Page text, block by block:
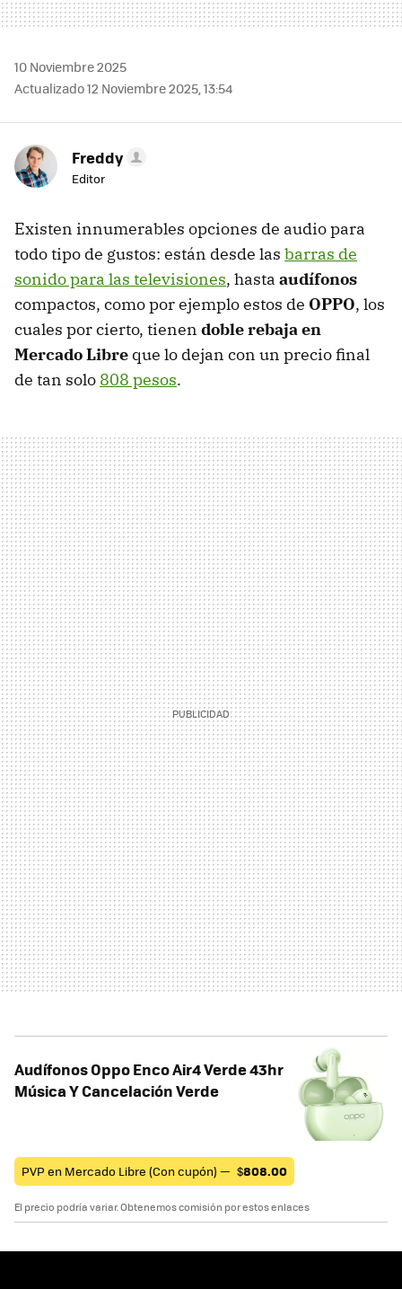
10 Noviembre 2025
Actualizado 12 Noviembre 2025, 13:54
Freddy
Editor
Existen innumerables opciones de audio para
todo tipo de gustos: están desde las barras de
sonido para las televisiones, hasta audífonos
compactos, como por ejemplo estos de OPPO, los
cuales por cierto, tienen doble rebaja en
Mercado Libre que lo dejan con un precio final
de tan solo 808 pesos.
Audífonos Oppo Enco Air4 Verde 43hr
Música Y Cancelación Verde
PVP en Mercado Libre (Con cupón) — $808.00
El precio podría variar. Obtenemos comisión por estos enlaces